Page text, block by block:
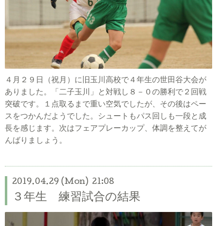
４月２９日（祝月）に旧玉川高校で４年生の世田谷大会が
ありました。「二子玉川」と対戦し８－０の勝利で２回戦
突破です。１ 点取るまで重い空気でしたが、その後はペー
スをつかんだようでした。シュートもパス回しも一段と成
長を感じます。 次はフェアプレーカップ、 体調を整えてが
んばりましょう。
2019.04.29 (Mon) 21:08
３年生 練習試合の結果